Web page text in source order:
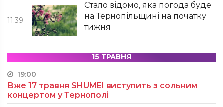
11:39
Стало відомо, яка погода буде
на Тернопільщині на початку
тижня
15 ТРАВНЯ
19:00
Вже 17 травня SHUMEI виступить з сольним
концертом у Тернополі